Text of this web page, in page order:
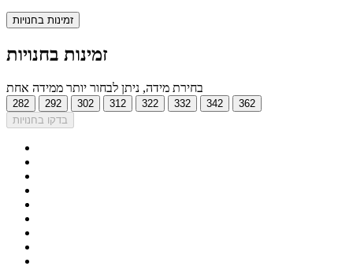
זמינות בחנויות
זמינות בחנויות
בחירת מידה, ניתן לבחור יותר ממידה אחת
282 292 302 312 322 332 342
362
בדקו בחנויות